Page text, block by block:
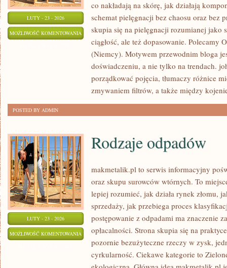
LUTY - 23 - 2026
MOŻLIWOŚĆ KOMENTOWANIA SHISEIDO
(JAPONIA)
co nakładają na skórę, jak działają
schemat pielęgnacji bez chaosu oraz bez
skupia się na pielęgnacji rozumianej jako
ciągłość, ale też dopasowanie. Polecamy
(Niemcy). Motywem przewodnim bloga
doświadczeniu, a nie tylko na trendach.
porządkować pojęcia, tłumaczy różnice
zmywaniem filtrów, a także między
POSTED BY ADMIN
LUTY - 23 - 2026
MOŻLIWOŚĆ KOMENTOWANIA RODZAJE
ODPADÓW
Rodzaje odpadów
makmetalik.pl to serwis informacyjny
oraz skupu surowców wtórnych. To
lepiej rozumieć, jak działa rynek złomu,
sprzedaży, jak przebiega proces
postępowanie z odpadami ma znaczenie
opłacalności. Strona skupia się na
pozornie bezużyteczne rzeczy w zysk,
cyrkularność. Ciekawe kategorie to